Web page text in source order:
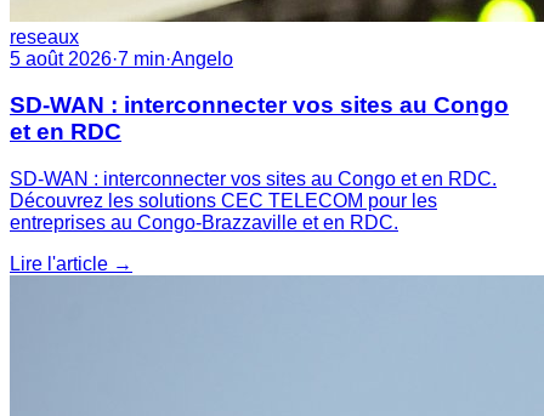
reseaux
5 août 2026·7 min·Angelo
SD-WAN : interconnecter vos sites au Congo
et en RDC
SD-WAN : interconnecter vos sites au Congo et en RDC.
Découvrez les solutions CEC TELECOM pour les
entreprises au Congo-Brazzaville et en RDC.
Lire l'article →